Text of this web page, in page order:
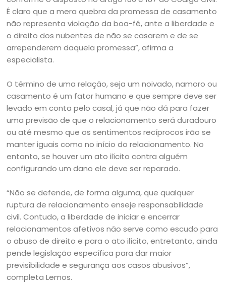
É claro que a mera quebra da promessa de casamento
não representa violação da boa-fé, ante a liberdade e
o direito dos nubentes de não se casarem e de se
arrependerem daquela promessa”, afirma a
especialista.
O término de uma relação, seja um noivado, namoro ou
casamento é um fator humano e que sempre deve ser
levado em conta pelo casal, já que não dá para fazer
uma previsão de que o relacionamento será duradouro
ou até mesmo que os sentimentos recíprocos irão se
manter iguais como no início do relacionamento. No
entanto, se houver um ato ilícito contra alguém
configurando um dano ele deve ser reparado.
“Não se defende, de forma alguma, que qualquer
ruptura de relacionamento enseje responsabilidade
civil. Contudo, a liberdade de iniciar e encerrar
relacionamentos afetivos não serve como escudo para
o abuso de direito e para o ato ilícito, entretanto, ainda
pende legislação específica para dar maior
previsibilidade e segurança aos casos abusivos”,
completa Lemos.